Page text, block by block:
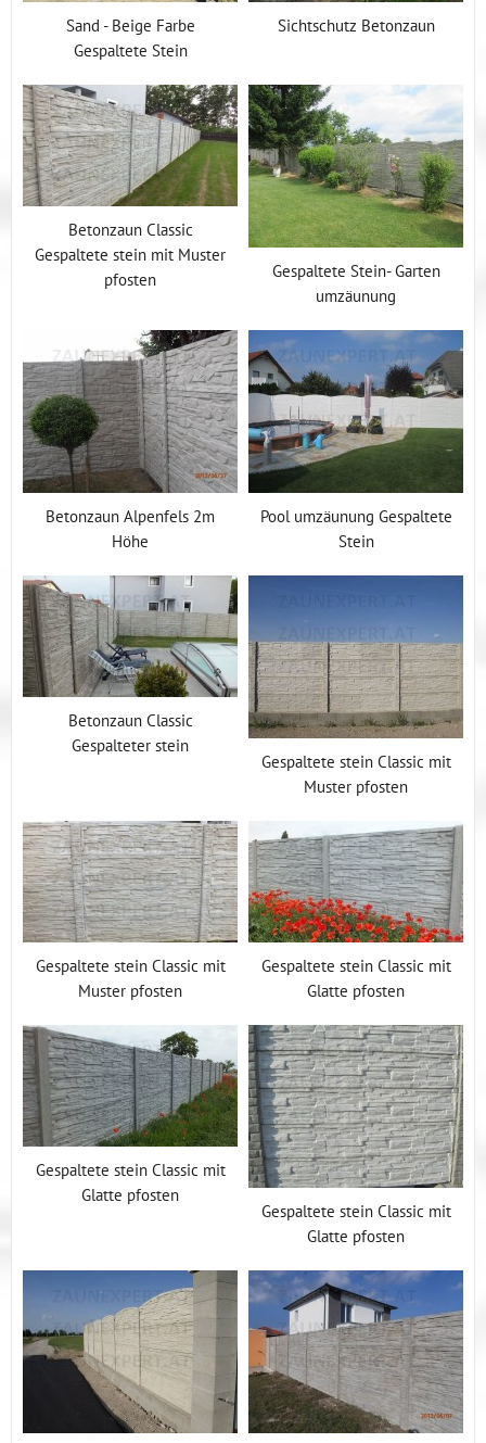
Sand - Beige Farbe
Gespaltete Stein
Sichtschutz Betonzaun
Betonzaun Classic
Gespaltete stein mit Muster
pfosten
Gespaltete Stein- Garten
umzäunung
Betonzaun Alpenfels 2m
Höhe
Pool umzäunung Gespaltete
Stein
Betonzaun Classic
Gespalteter stein
Gespaltete stein Classic mit
Muster pfosten
Gespaltete stein Classic mit
Muster pfosten
Gespaltete stein Classic mit
Glatte pfosten
Gespaltete stein Classic mit
Glatte pfosten
Gespaltete stein Classic mit
Glatte pfosten